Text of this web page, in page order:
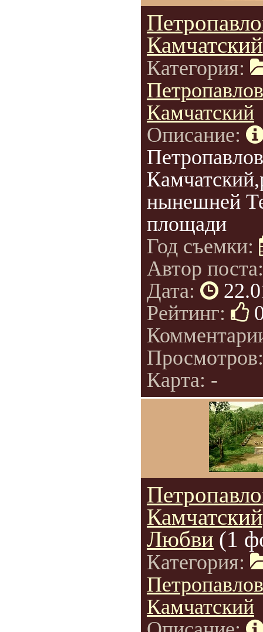
Камчатский
Категория:
Камчатский
Описание:
нынешней
площади
Год съемки:
Автор
Дата:
Рейтинг:
Карта: -
Любви (1
Категория:
Камчатский